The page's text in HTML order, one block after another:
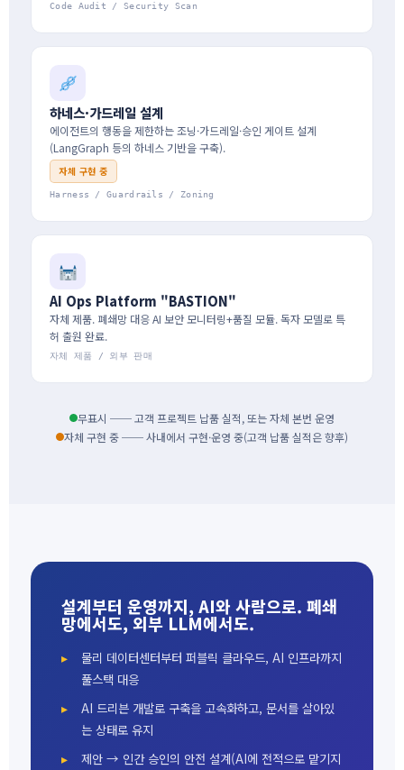
Code Audit / Security Scan
하네스·가드레일 설계
에이전트의 행동을 제한하는 조닝·가드레일·승인 게이트 설계
(LangGraph 등의 하네스 기반을 구축).
자체 구현 중
Harness / Guardrails / Zoning
AI Ops Platform "BASTION"
자체 제품. 폐쇄망 대응 AI 보안 모니터링+품질 모듈. 독자 모델로 특
허 출원 완료.
자체 제품 / 외부 판매
무표시 ── 고객 프로젝트 납품 실적, 또는 자체 본번 운영
자체 구현 중 ── 사내에서 구현·운영 중(고객 납품 실적은 향후)
설계부터 운영까지, AI와 사람으로. 폐쇄
망에서도, 외부 LLM에서도.
물리 데이터센터부터 퍼블릭 클라우드, AI 인프라까지
풀스택 대응
AI 드리븐 개발로 구축을 고속화하고, 문서를 살아있
는 상태로 유지
제안 → 인간 승인의 안전 설계(AI에 전적으로 맡기지